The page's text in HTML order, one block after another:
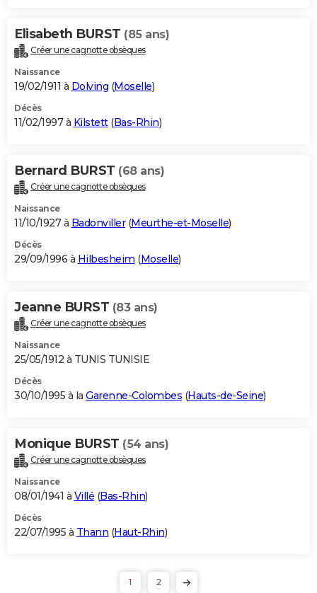
Elisabeth BURST (85 ans)
Créer une cagnotte obsèques
Naissance
19/02/1911 à Dolving (Moselle)
Décès
11/02/1997 à Kilstett(Bas-Rhin)
Bernard BURST (68 ans)
Créer une cagnotte obsèques
Naissance
11/10/1927 à Badonviller(Meurthe-et-Moselle)
Décès
29/09/1996 à Hilbesheim (Moselle)
Jeanne BURST (83 ans)
Créer une cagnotte obsèques
Naissance
25/05/1912 à TUNIS TUNISIE
Décès
30/10/1995 à la Garenne-Colombes (Hauts-de-Seine)
Monique BURST (54 ans)
Créer une cagnotte obsèques
Naissance
08/01/1941 à Villé (Bas-Rhin)
Décès
22/07/1995 à Thann (Haut-Rhin)
1 2